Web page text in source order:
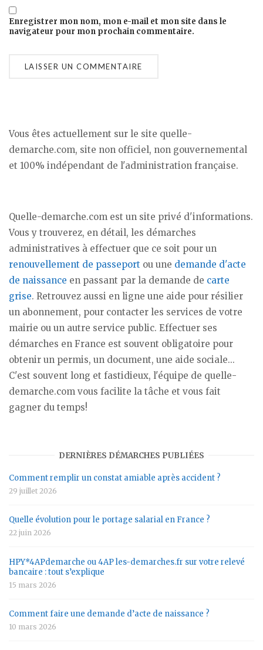
Enregistrer mon nom, mon e-mail et mon site dans le
navigateur pour mon prochain commentaire.
Vous êtes actuellement sur le site quelle-
demarche.com, site non officiel, non gouvernemental
et 100% indépendant de l'administration française.
Quelle-demarche.com est un site privé d'informations.
Vous y trouverez, en détail, les démarches
administratives à effectuer que ce soit pour un
renouvellement de passeport ou une demande d'acte
de naissance en passant par la demande de carte
grise. Retrouvez aussi en ligne une aide pour résilier
un abonnement, pour contacter les services de votre
mairie ou un autre service public. Effectuer ses
démarches en France est souvent obligatoire pour
obtenir un permis, un document, une aide sociale...
C'est souvent long et fastidieux, l'équipe de quelle-
demarche.com vous facilite la tâche et vous fait
gagner du temps!
DERNIÈRES DÉMARCHES PUBLIÉES
Comment remplir un constat amiable après accident ?
29 juillet 2026
Quelle évolution pour le portage salarial en France ?
22 juin 2026
HPY*4APdemarche ou 4AP les-demarches.fr sur votre relevé
bancaire : tout s’explique
15 mars 2026
Comment faire une demande d’acte de naissance ?
10 mars 2026